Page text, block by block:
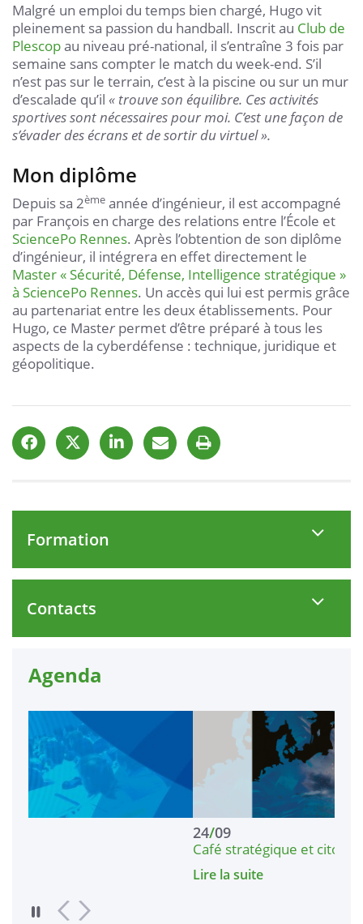
Malgré un emploi du temps bien chargé, Hugo vit
pleinement sa passion du handball. Inscrit au Club de
Plescopau niveau pré-national, il s’entraîne 3 fois par
semaine sans compter le match du week-end. S’il
n’est pas sur le terrain, c’est à la piscine ou sur un mur
d’escalade qu’il « trouve son équilibre. Ces activités
sportives sont nécessaires pour moi. C’est une façon de
s’évader des écrans et de sortir du virtuel ».
Mon diplôme
Depuis sa 2ème année d’ingénieur, il est accompagné
par François en charge des relations entre l’École et
SciencePo Rennes. Après l’obtention de son diplôme
d’ingénieur, il intégrera en effet directement le
Master « Sécurité, Défense, Intelligence stratégique »
à SciencePo Rennes. Un accès qui lui est permis grâce
au partenariat entre les deux établissements. Pour
Hugo, ce Master permet d’être préparé à tous les
aspects de la cyberdéfense : technique, juridique et
géopolitique.
Formation
Contacts
Agenda
Café stratégique et citoyen - Lorient - Le